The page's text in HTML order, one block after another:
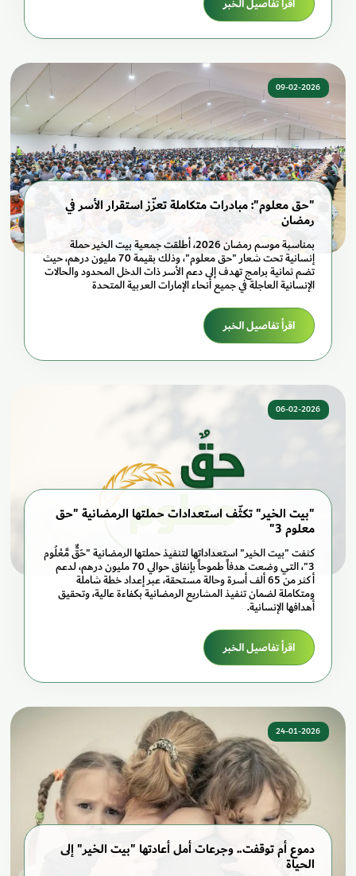
اقرأ تفاصيل الخبر
09-02-2026
"حق معلوم": مبادرات متكاملة تعزّز استقرار الأسر في
رمضان
بمناسبة موسم رمضان 2026، أطلقت جمعية بيت الخير حملة
إنسانية تحت شعار "حق معلوم"، وذلك بقيمة 70 مليون درهم، حيث
تضم ثمانية برامج تهدف إلى دعم الأسر ذات الدخل المحدود والحالات
الإنسانية العاجلة في جميع أنحاء الإمارات العربية المتحدة
اقرأ تفاصيل الخبر
06-02-2026
"بيت الخير" تكثّف استعدادات حملتها الرمضانية "حق
معلوم 3"
كثفت "بيت الخير" استعداداتها لتنفيذ حملتها الرمضانية "حَقٌّ مَّعْلُوم
3"، التي وضعت هدفاً طموحاً بإنفاق حوالي 70 مليون درهم، لدعم
أكثر من 65 ألف أسرة وحالة مستحقة، عبر إعداد خطة شاملة
ومتكاملة لضمان تنفيذ المشاريع الرمضانية بكفاءة عالية، وتحقيق
أهدافها الإنسانية.
اقرأ تفاصيل الخبر
24-01-2026
دموع أم توقفت.. وجرعات أمل أعادتها "بيت الخير" إلى
الحياة